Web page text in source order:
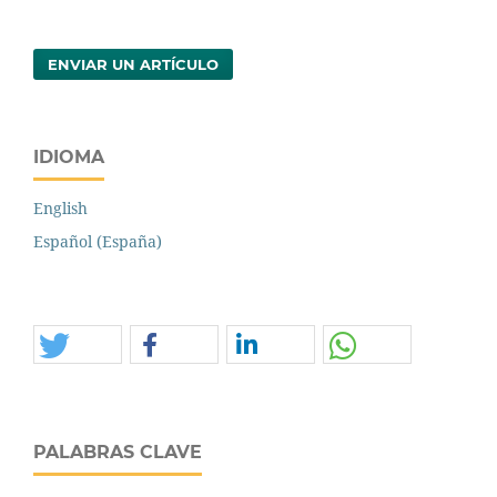
ENVIAR UN ARTÍCULO
IDIOMA
English
Español (España)
PALABRAS CLAVE